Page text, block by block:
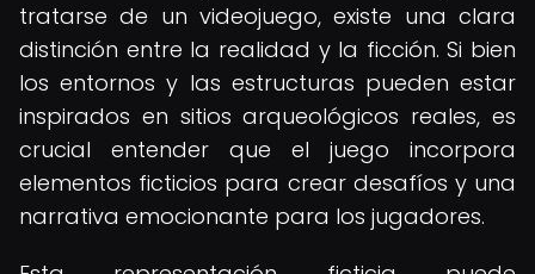
tratarse de un videojuego, existe una clara
distinción entre la realidad y la ficción. Si bien
los entornos y las estructuras pueden estar
inspirados en sitios arqueológicos reales, es
crucial entender que el juego incorpora
elementos ficticios para crear desafíos y una
narrativa emocionante para los jugadores.